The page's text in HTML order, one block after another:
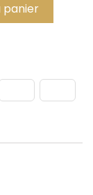
panier